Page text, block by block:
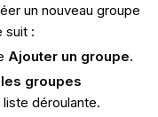
un nouveau groupe
suit :
Ajouter un groupe.
groupes
déroulante.